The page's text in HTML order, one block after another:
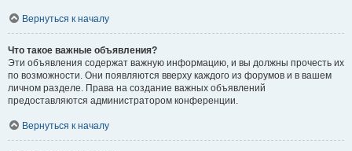
Вернуться к началу
Что такое важные объявления?
Эти объявления содержат важную информацию, и вы должны прочесть их
по возможности. Они появляются вверху каждого из форумов и в вашем
личном разделе. Права на создание важных объявлений
предоставляются администратором конференции.
Вернуться к началу